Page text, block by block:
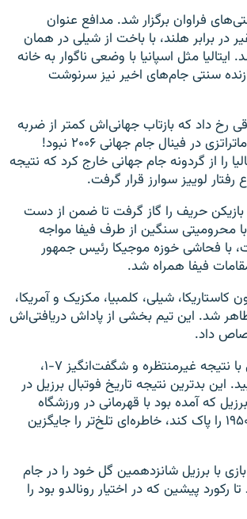
فراوان برگزار شد. مدافع عنوان
در برابر هلند، با باخت از شیلی در‌‌ همان
مثل اسپانیا با وضعی ناگوار به خانه
سنتی جام‌های اخیر نیز سرنوشت
رخ داد که بازتاب جهانی‌اش کمتر از ضربه
سر زیدان به سینه ماتراتزی در فینال جام جهانی ۲۰۰۶ نبود!
را از گردونه جام جهانی خارج کرد که نتیجه
لوییز سوارز قرار گرفت.
بازیکن حریف را گاز گرفت تا ضمن از دست
با محرومیتی سنگین از طرف فیفا مواجه
با فحاشی خوزه موجیکا رئیس جمهور
فیفا همراه شد.
کاستاریکا، شیلی، کلمبیا، مکزیک و آمریکا،
شد. این تیم بخشی از پاداش دریافتی‌اش
داد.
آلمان در نیمه‌نهایی با نتیجه غیرمنتظره و شگفت‌انگیز ۷-۱،
این بد‌ترین نتیجه تاریخ فوتبال برزیل در
که آمده بود با قهرمانی در ورزشگاه
ماراکانا خاطره تلخ ۱۹۵۰ را پاک کند، خاطره‌ای تلخ‌تر را جایگزین
با برزیل شانزدهمین گل خود را در جام
رکورد پیشین که در اختیار رونالدو بود را